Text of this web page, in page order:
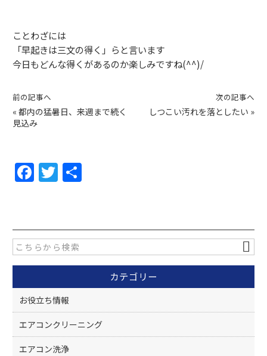
ことわざには
「早起きは三文の得く」らと言います
今日もどんな得くがあるのか楽しみですね(^^)/
前の記事へ
« 都内の猛暑日、来週まで続く
見込み
次の記事へ
しつこい汚れを落としたい »
F
a
e
b
o
o
k
T
w
er
カテゴリー
お役立ち情報
エアコンクリーニング
エアコン洗浄